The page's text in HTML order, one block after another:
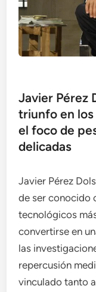
Javier Pérez
triunfo en los
el foco de
delicadas
Javier Pérez
de ser conocido
tecnológicos
convertirse en
las
repercusión
vinculado tanto